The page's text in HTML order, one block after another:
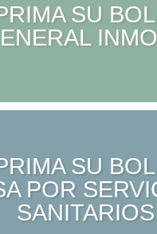
SU
SU
POR
SANITARIOS